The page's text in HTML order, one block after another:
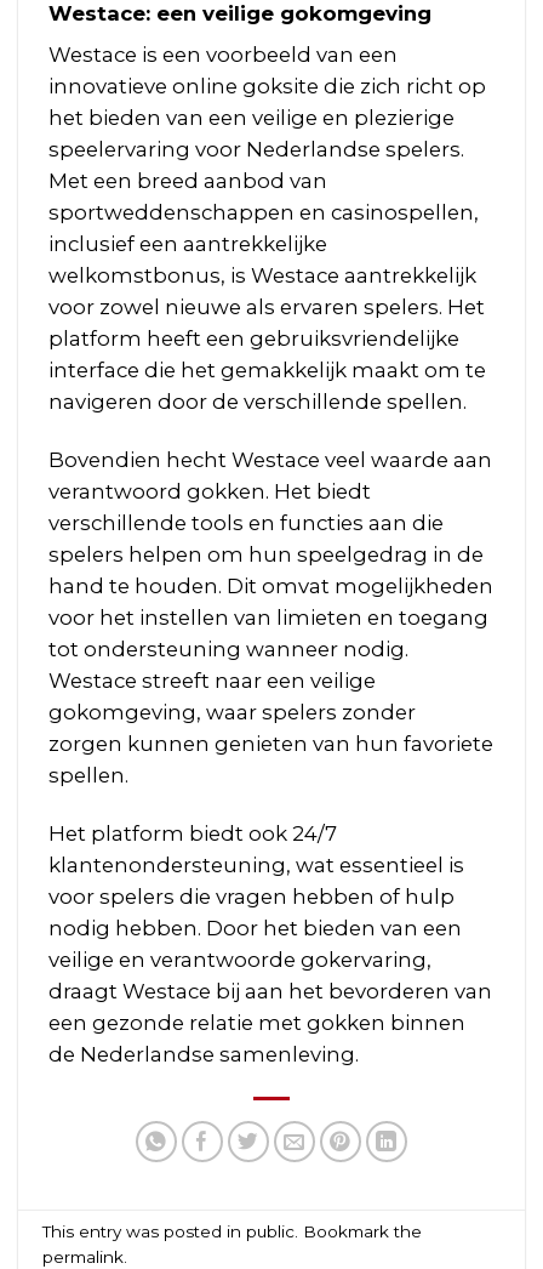
Westace: een veilige gokomgeving
Westace is een voorbeeld van een
innovatieve online goksite die zich richt op
het bieden van een veilige en plezierige
speelervaring voor Nederlandse spelers.
Met een breed aanbod van
sportweddenschappen en casinospellen,
inclusief een aantrekkelijke
welkomstbonus, is Westace aantrekkelijk
voor zowel nieuwe als ervaren spelers. Het
platform heeft een gebruiksvriendelijke
interface die het gemakkelijk maakt om te
navigeren door de verschillende spellen.
Bovendien hecht Westace veel waarde aan
verantwoord gokken. Het biedt
verschillende tools en functies aan die
spelers helpen om hun speelgedrag in de
hand te houden. Dit omvat mogelijkheden
voor het instellen van limieten en toegang
tot ondersteuning wanneer nodig.
Westace streeft naar een veilige
gokomgeving, waar spelers zonder
zorgen kunnen genieten van hun favoriete
spellen.
Het platform biedt ook 24/7
klantenondersteuning, wat essentieel is
voor spelers die vragen hebben of hulp
nodig hebben. Door het bieden van een
veilige en verantwoorde gokervaring,
draagt Westace bij aan het bevorderen van
een gezonde relatie met gokken binnen
de Nederlandse samenleving.
This entry was posted in public . Bookmark the
permalink